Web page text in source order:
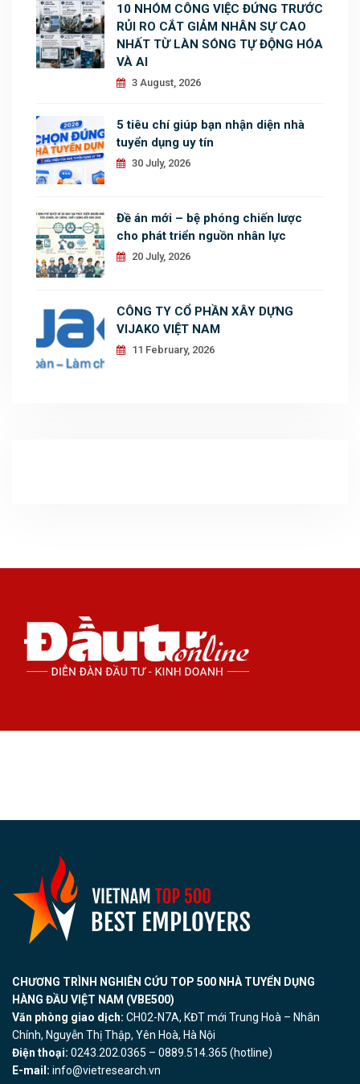
10 NHÓM CÔNG VIỆC ĐỨNG TRƯỚC
RỦI RO CẮT GIẢM NHÂN SỰ CAO
NHẤT TỪ LÀN SÓNG TỰ ĐỘNG HÓA
VÀ AI
3 August, 2026
5 tiêu chí giúp bạn nhận diện nhà
tuyển dụng uy tín
30 July, 2026
Đề án mới – bệ phóng chiến lược
cho phát triển nguồn nhân lực
20 July, 2026
CÔNG TY CỔ PHẦN XÂY DỰNG
VIJAKO VIỆT NAM
11 February, 2026
CHƯƠNG TRÌNH NGHIÊN CỨU TOP 500 NHÀ TUYỂN DỤNG
HÀNG ĐẦU VIỆT NAM (VBE500)
Văn phòng giao dịch: CH02-N7A, KĐT mới Trung Hoà – Nhân
Chính, Nguyễn Thị Thập, Yên Hoà, Hà Nội
Điện thoại: 0243.202.0365 – 0889.514.365 (hotline)
E-mail: info@vietresearch.vn